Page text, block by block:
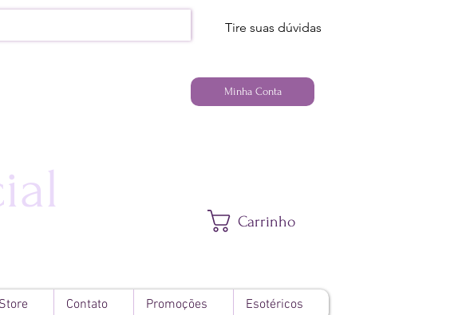
Tire suas dúvidas
Minha Conta
Carrinho
Contato Promoções Esotéricos